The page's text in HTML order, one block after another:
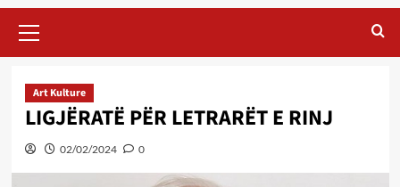
Menu
Art Kulture
LIGJËRATË PËR LETRARËT E RINJ
02/02/2024 0